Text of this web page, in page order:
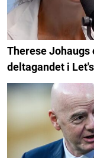
Therese
deltagandet i